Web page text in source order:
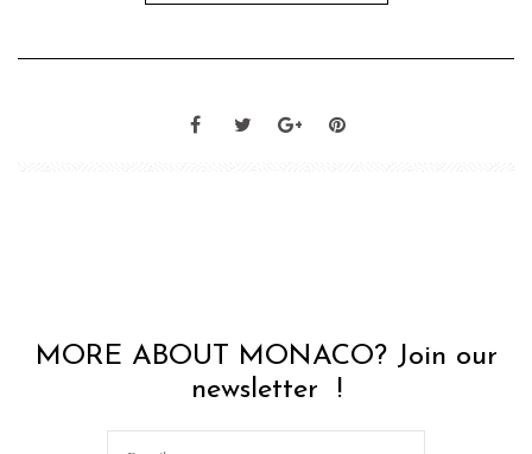
MORE ABOUT MONACO? Join our
newsletter !